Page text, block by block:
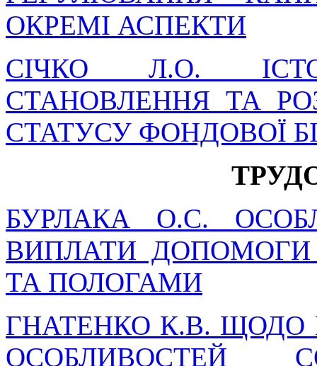
ОКРЕМІ АСПЕКТИ
СІЧКО Л.О.
СТАНОВЛЕННЯ ТА
СТАТУСУ ФОНДОВОЇ
БУРЛАКА О.С.
ВИПЛАТИ ДОПОМОГИ
ТА ПОЛОГАМИ
ГНАТЕНКО К.В. ЩОДО
ОСОБЛИВОСТЕЙ